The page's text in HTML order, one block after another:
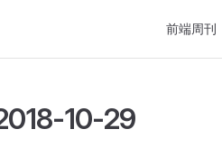
前端周刊
10-29